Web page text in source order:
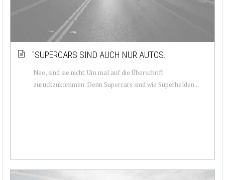
''SUPERCARS SIND AUCH NUR AUTOS.''
Nee, sind sie nicht. Um mal auf die Überschrift
zurückzukommen. Denn Supercars sind wie Superhelden...